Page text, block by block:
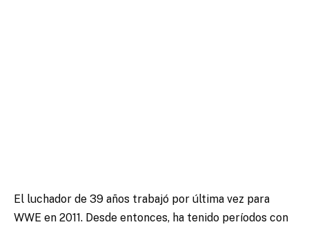
El luchador de 39 años trabajó por última vez para
WWE en 2011. Desde entonces, ha tenido períodos con